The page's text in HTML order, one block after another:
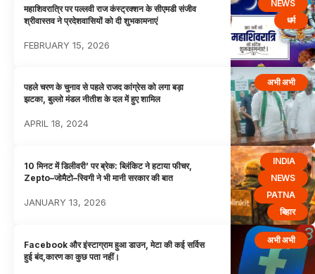
NEWS
धर्म
महाशिवरात्रि पर पल्लवी राज कंस्ट्रक्शन के सीएमडी संजीव
श्रीवास्तव ने प्रदेशवासियों को दी शुभकामनाएं
FEBRUARY 15, 2026
अभी अभी
पहले चरण के चुनाव से पहले राजद कांग्रेस को लगा बड़ा
झटका, बुल्लो मंडल नीतीश के दल में हुए शामिल
APRIL 18, 2024
INDIA
NEWS
PATNA
बिहार
10 मिनट में डिलीवरी’ पर ब्रेक: ब्लिंकिट ने हटाया फीचर,
Zepto–जोमैटो–स्विगी ने भी मानी सरकार की बात
JANUARY 13, 2026
अभी अभी
Facebook और इंस्टाग्राम हुआ डाउन, मेटा की कई सर्विस
हुई बंद,कारण का कुछ पता नहीं।